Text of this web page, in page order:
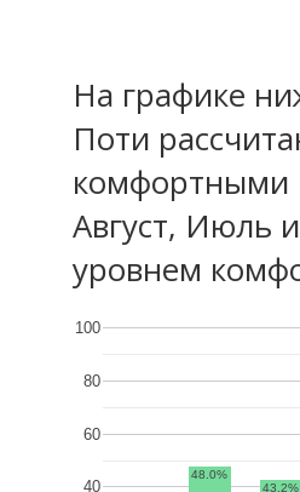
На графике
Поти
комфортными
Август, Июль
уровнем
40
60
80
100
48.0%
43.2%